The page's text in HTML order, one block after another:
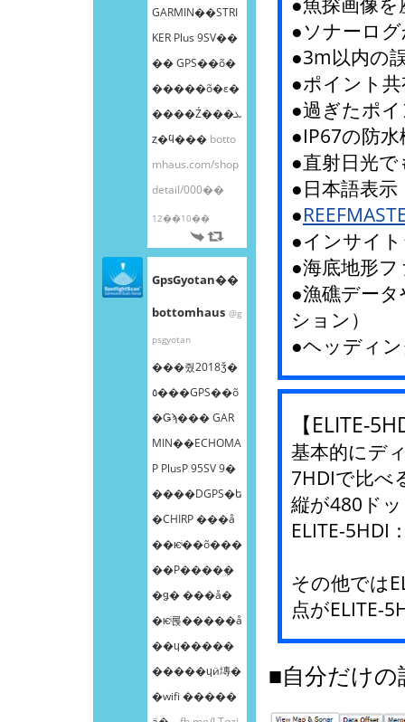
GARMIN��STRI
KER Plus 9SV��
�� GPS��õ�
�����õ�ε�
����Ź���ܥ
ȥ�ϥ��� botto
mhaus.com/shop
detail/000��
12��10��
GpsGyotan��
bottomhaus @g
psgyotan
���줬2018ǯ�
٥���GPS��õ
�Ǥϡ��� GAR
MIN��ECHOMA
P PlusP 95SV 9�
����DGPS�ե
�CHIRP ���å
��ѥͥ��õ���
��Ρ����ܸ�
�ǥ� ���å�
�ѥͥ롡�����å
��ɥ�����
�����ɥӥ塼�
�wifi �����
●ソナーロ
●3m以内の
●ポイント
●過ぎたポ
●IP67の防水
●直射日光
●日本語表示
●
●インサイ
●海底地形
●漁礁デー
ション）
●ヘッディ
【ELITE-
基本的にデ
7HDIで比べ
縦が480ド
ELITE-5HDI
その他では
点がELITE-
■自分だけの